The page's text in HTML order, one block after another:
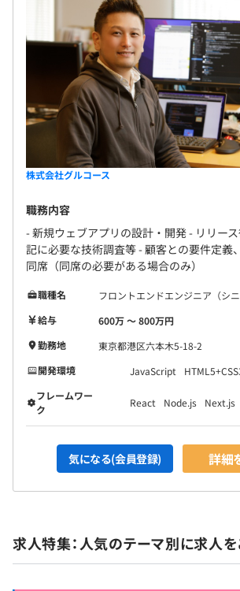
株式会社グルコース
職務内容
- 新規ウェブアプリの設計・開発 - リリー
記に必要な技術調査等 - 顧客との要件定義
同席（同席の必要がある場合のみ）
職種名
フロントエンドエンジニア（シニ
給与
600万 〜 800万円
勤務地
東京都港区六本木5-18-2
開発環境
JavaScript
フレームワー
ク
React Node.js Next.js
気になる(会員登録) 詳細
求人特集：人気のテーマ別に求人